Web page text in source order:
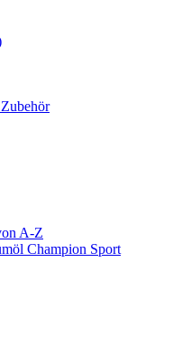
A-Z
Champion Sport